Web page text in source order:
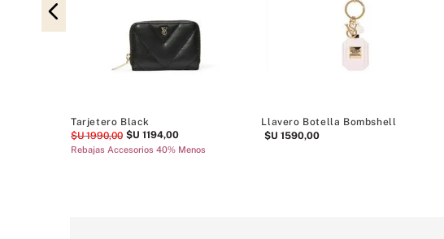
Tarjetero Black
$U 1990,00 $U 1194,00
Rebajas Accesorios 40% Menos
Llavero Botella Bombshell
$U 1590,00